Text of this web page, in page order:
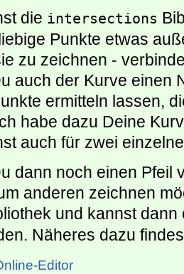
die intersections
Punkte etwas
zu zeichnen -
auch der Kurve einen
ermitteln lassen,
habe dazu Deine
auch für zwei
dann noch einen Pfeil
anderen zeichnen
und kannst
Näheres dazu
Editor